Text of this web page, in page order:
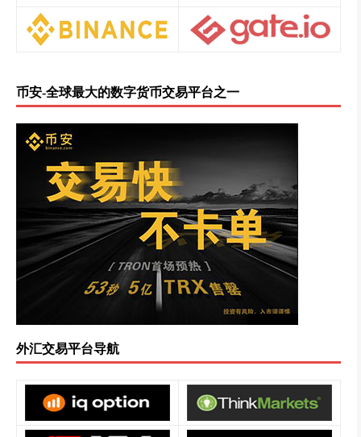
币安-全球最大的数字货币交易平台之一
外汇交易平台导航